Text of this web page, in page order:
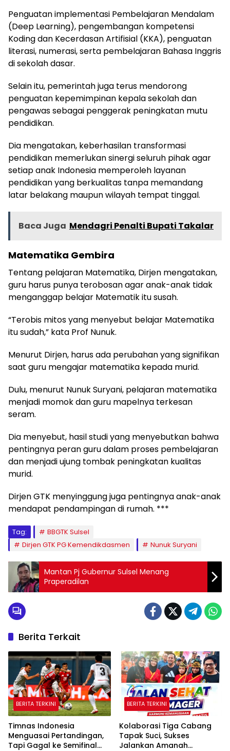
Penguatan implementasi Pembelajaran Mendalam
(Deep Learning), pengembangan kompetensi
Koding dan Kecerdasan Artifisial (KKA), penguatan
literasi, numerasi, serta pembelajaran Bahasa Inggris
di sekolah dasar.
Selain itu, pemerintah juga terus mendorong
penguatan kepemimpinan kepala sekolah dan
pengawas sebagai penggerak peningkatan mutu
pendidikan.
Dia mengatakan, keberhasilan transformasi
pendidikan memerlukan sinergi seluruh pihak agar
setiap anak Indonesia memperoleh layanan
pendidikan yang berkualitas tanpa memandang
latar belakang maupun wilayah tempat tinggal.
Baca Juga Mendagri Penalti Bupati Takalar
Matematika Gembira
Tentang pelajaran Matematika, Dirjen mengatakan,
guru harus punya terobosan agar anak-anak tidak
menganggap belajar Matematik itu susah.
“Terobis mitos yang menyebut belajar Matematika
itu sudah,” kata Prof Nunuk.
Menurut Dirjen, harus ada perubahan yang signifikan
saat guru mengajar matematika kepada murid.
Dulu, menurut Nunuk Suryani, pelajaran matematika
menjadi momok dan guru mapelnya terkesan
seram.
Dia menyebut, hasil studi yang menyebutkan bahwa
pentingnya peran guru dalam proses pembelajaran
dan menjadi ujung tombak peningkatan kualitas
murid.
Dirjen GTK menyinggung juga pentingnya anak-anak
mendapat pendampingan di rumah. ***
Tag:
BBGTK Sulsel
Dirjen GTK PG Kemendikdasmen
Nunuk Suryani
Mantan Pj Gubernur Sulsel Menang
Praperadilan
Berita Terkait
BERITA TERKINI
Timnas Indonesia
Menguasai Pertandingan,
Tapi Gagal ke Semifinal
BERITA TERKINI
Kolaborasi Tiga Cabang
Tapak Suci, Sukses
Jalankan Amanah